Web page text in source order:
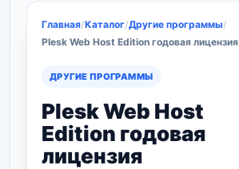
Главная/Каталог/Другие программы/
Plesk Web Host Edition годовая лицензия
ДРУГИЕ ПРОГРАММЫ
Plesk Web Host
Edition годовая
лицензия